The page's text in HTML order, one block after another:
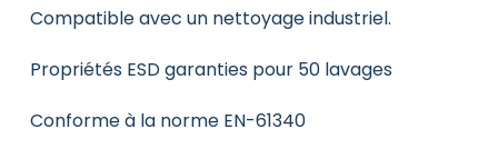
Compatible avec un nettoyage industriel.
Propriétés ESD garanties pour 50 lavages
Conforme à la norme EN-61340